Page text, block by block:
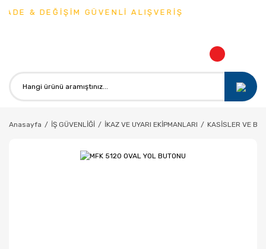
& DEĞİŞİM GÜVENLİ ALIŞVERİŞ
Anasayfa İŞ GÜVENLİĞİ İKAZ VE UYARI EKİPMANLARI KASİSLER VE